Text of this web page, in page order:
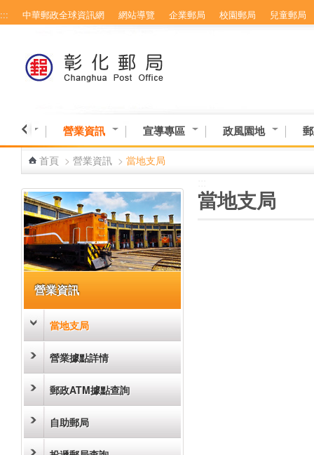
跳到主要內容區塊
::: 中華郵政全球資訊網 網站導覽 企業郵局 校園郵局 兒童郵局
專區 營業資訊 宣導專區 政風園地
首頁 > 營業資訊 > 當地支局
營業資訊
當地支局
營業據點詳情
郵政ATM據點查詢
自助郵局
當地支局